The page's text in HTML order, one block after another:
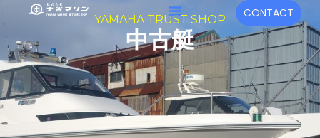
容
を
ス
キ
ッ
プ
メ
ニ
ュ
ー
CONTACT
YAMAHA TRUST SHOP
中古艇